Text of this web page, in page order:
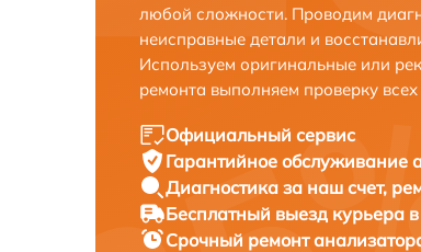
любой сложности. Проводим
неисправные детали и
Используем оригинальные или
ремонта выполняем проверку
Официальный сервис
Гарантийное обслуживание
Диагностика за наш счет,
Бесплатный выезд курьера
Срочный ремонт